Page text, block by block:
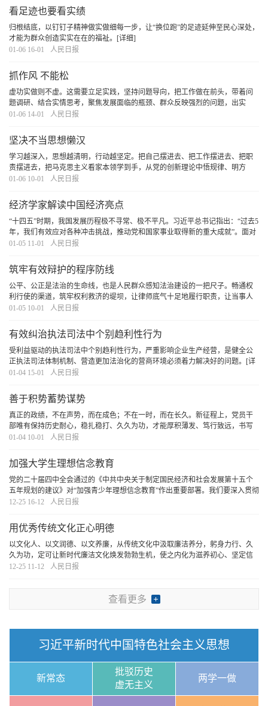
看足迹也要看实绩
归根结底，以钉钉子精神做实做细每一步，让“换位跑”的足迹延伸至民心深处，
才能为群众创造实实在在的福祉。 [详细]
01-06 16-01
人民日报
抓作风 不能松
虚功实做则不虚。这需要立足实践，坚持问题导向，把工作做在前头，带着问
题调研、结合实情思考，聚焦发展面临的瓶颈、群众反映强烈的问题，出实
招、谋实策，补短板、强弱项。将务虚会形成的思路，细化为可落实的方案，
01-06 14-01 人民日报
坚决不当思想懒汉
学习越深入，思想越清明，行动越坚定。把自己摆进去、把工作摆进去、把职
责摆进去，把马克思主义看家本领学到手，从党的创新理论中悟规律、明方
向、学方法、增智慧，我们的事业定能无往而不胜。
01-06 10-01 人民日报
经济学家解读中国经济亮点
“十四五”时期，我国发展历程极不寻常、极不平凡。习近平总书记指出：“过去5
年，我们有效应对各种冲击挑战，推动党和国家事业取得新的重大成就”。面对
错综复杂的国际形势和艰巨繁重的国内改革发展稳定任务，我们党团结带领全
01-05 11-01 人民日报
筑牢有效辩护的程序防线
公平、公正是法治的生命线，也是人民群众感知法治建设的一把尺子。畅通权
利行使的渠道，筑牢权利救济的堤坝，让律师底气十足地履行职责，让当事人
的合法权益得到专业辩护，让每一起案件都彰显公平正义，法治中国的根基必
01-05 10-01 人民日报
有效纠治执法司法中个别趋利性行为
受利益驱动的执法司法中个别趋利性行为，严重影响企业生产经营，是健全公
正执法司法体制机制、营造更加法治化的营商环境必须着力解决好的问题。 [详
细]
01-04 15-01 人民日报
善于积势蓄势谋势
真正的政绩，不在声势，而在成色；不在一时，而在长久。新征程上，党员干
部唯有保持历史耐心，稳扎稳打、久久为功，才能厚积薄发、笃行致远，书写
不负历史和人民的答卷。
01-04 10-01 人民日报
加强大学生理想信念教育
党的二十届四中全会通过的《中共中央关于制定国民经济和社会发展第十五个
五年规划的建议》对“加强青少年理想信念教育”作出重要部署。我们要深入贯彻
落实习近平总书记关于青年工作的重要论述和党中央决策部署，加强青年理想
12-25 16-12 人民日报
用优秀传统文化正心明德
以文化人、以文润德、以文养廉，从传统文化中汲取廉洁养分，躬身力行、久
久为功，定可让新时代廉洁文化焕发勃勃生机，使之内化为滋养初心、坚定信
念、涵养道德的思想自觉和行动自觉。
12-25 11-12 人民日报
查看更多
习近平新时代中国特色社会主义思想
新常态
批驳历史
虚无主义
两学一做